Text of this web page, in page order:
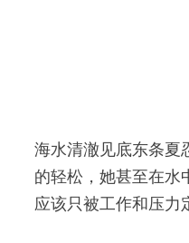
海水清澈见底东条夏
的轻松，她甚至在水
应该只被工作和压力